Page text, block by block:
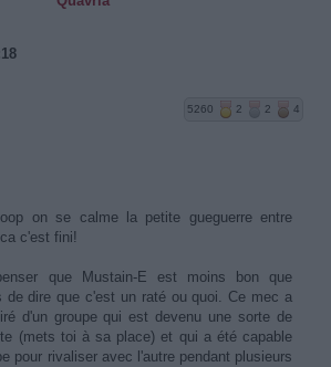
5260 2 2 4
on se calme la petite gueguerre entre
c'est fini!
que Mustain-E est moins bon que
de dire que c'est un raté ou quoi. Ce mec a
d'un groupe qui est devenu une sorte de
(mets toi à sa place) et qui a été capable
pour rivaliser avec l'autre pendant plusieurs